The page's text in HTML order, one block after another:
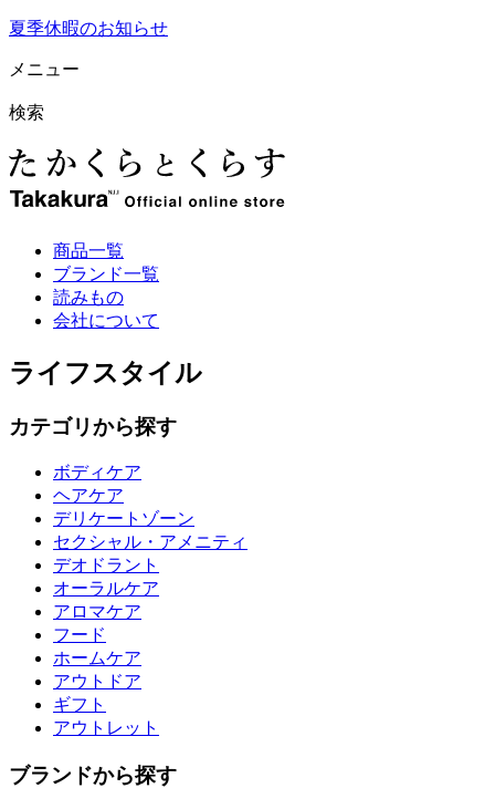
夏季休暇のお知らせ
メニュー
検索
商品一覧
ブランド一覧
読みもの
会社について
ライフスタイル
カテゴリから探す
ボディケア
ヘアケア
デリケートゾーン
セクシャル・アメニティ
デオドラント
オーラルケア
アロマケア
フード
ホームケア
アウトドア
ギフト
アウトレット
ブランドから探す